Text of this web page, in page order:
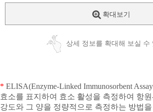
확대보기
상세 정보를 확대해 보실 수
* ELISA(Enzyme-Linked Immunosorbent
효소를 표지하여 효소 활성을 측정하여 항원
강도와 그 양을 정량적으로 측정하는 방법